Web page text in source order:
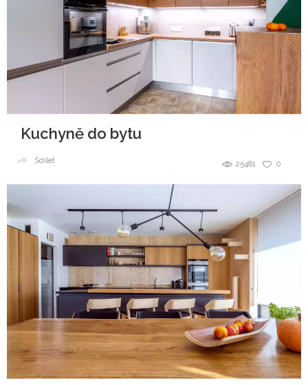
Kuchyně do bytu
0
25481
Sdílet